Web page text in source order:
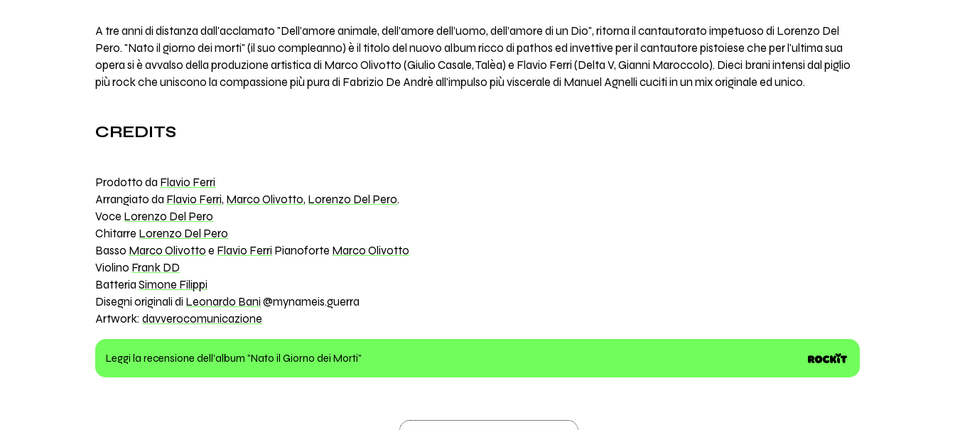
A tre anni di distanza dall'acclamato "Dell’amore animale, dell’amore dell’uomo, dell’amore di un Dio", ritorna il cantautorato impetuoso di Lorenzo Del
Pero. "Nato il giorno dei morti" (il suo compleanno) è il titolo del nuovo album ricco di pathos ed invettive per il cantautore pistoiese che per l'ultima sua
opera si è avvalso della produzione artistica di Marco Olivotto (Giulio Casale, Talèa) e Flavio Ferri (Delta V, Gianni Maroccolo). Dieci brani intensi dal piglio
più rock che uniscono la compassione più pura di Fabrizio De Andrè all'impulso più viscerale di Manuel Agnelli cuciti in un mix originale ed unico.
CREDITS
Prodotto da Flavio Ferri
Arrangiato da Flavio Ferri, Marco Olivotto, Lorenzo Del Pero.
Voce Lorenzo Del Pero
Chitarre Lorenzo Del Pero
Basso Marco Olivotto e Flavio Ferri Pianoforte Marco Olivotto
Violino Frank DD
BatteriaSimone Filippi
Disegni originali di Leonardo Bani @mynameis.guerra
Artwork:davverocomunicazione
Leggi la recensione dell'album "Nato il Giorno dei Morti"